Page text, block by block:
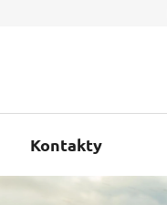
Kontakty